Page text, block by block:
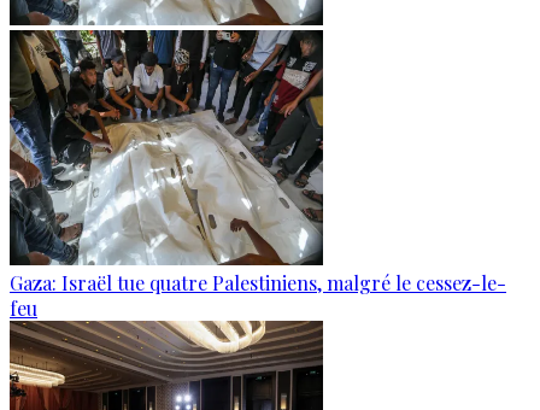
Gaza: Israël tue quatre Palestiniens, malgré le cessez-le-
feu